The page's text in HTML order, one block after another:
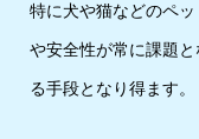
特に犬や猫などのペ
や安全性が常に課題
る手段となり得ます。